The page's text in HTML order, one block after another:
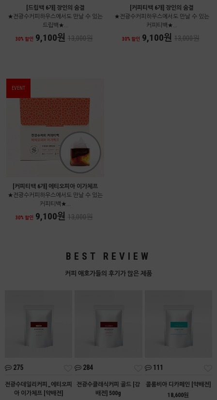
[드립백 6개] 장인의 숨결
★전광수커피하우스에서도 만날 수 있는
드립백★...
30% 할인 9,100원 13,000원
[커피티백 6개] 장인의 숨결
★전광수커피하우스에서도 만날 수 있는
커피티백★...
30% 할인 9,100원 13,000원
EVENT
[커피티백 6개] 에티오피아 이가체프
★전광수커피하우스에서도 만날 수 있는
커피티백★...
30% 할인 9,100원 13,000원
BEST REVIEW
커피 애호가들의 후기가 많은 제품
275
전광수데일리커피_에티오피
아 이가체프 [약배전]
284
전광수클래식커피 골드 [강
배전] 500g
111
콜롬비아 디카페인 [약배전]
18,600원